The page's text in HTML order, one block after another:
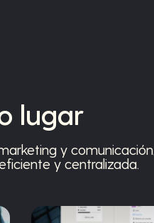
lugar
y comunicación,
y centralizada.